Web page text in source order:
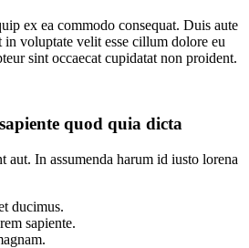
ex ea commodo consequat. Duis aute
voluptate velit esse cillum dolore eu
sint occaecat cupidatat non proident.
quod quia dicta
In assumenda harum id iusto lorena
ducimus.
sapiente.